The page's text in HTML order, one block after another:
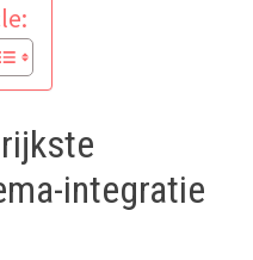
integratie